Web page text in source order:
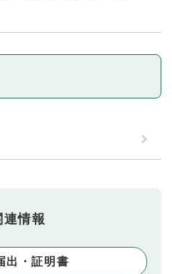
連情報
出・証明書